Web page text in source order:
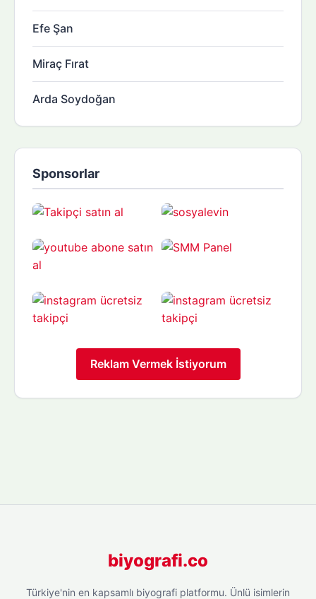
Efe Şan
Miraç Fırat
Arda Soydoğan
Sponsorlar
Reklam Vermek İstiyorum
biyografi.co
Türkiye'nin en kapsamlı biyografi platformu. Ünlü isimlerin